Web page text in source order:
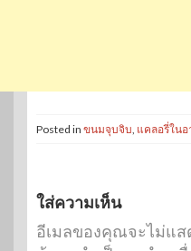
Posted in ขนมจุบจิบ, แคลอรี่ในอ
ใส่ความเห็น
อีเมลของคุณจะไม่แ